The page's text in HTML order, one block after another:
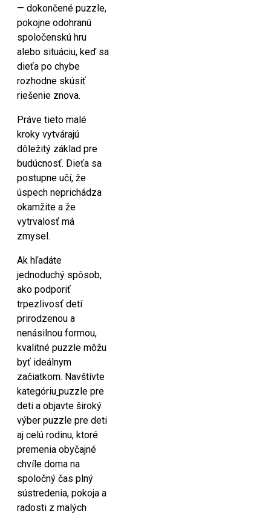
— dokončené puzzle,
pokojne odohranú
spoločenskú hru
alebo situáciu, keď sa
dieťa po chybe
rozhodne skúsiť
riešenie znova.
Práve tieto malé
kroky vytvárajú
dôležitý základ pre
budúcnosť. Dieťa sa
postupne učí, že
úspech neprichádza
okamžite a že
vytrvalosť má
zmysel.
Ak hľadáte
jednoduchý spôsob,
ako podporiť
trpezlivosť detí
prirodzenou a
nenásilnou formou,
kvalitné puzzle môžu
byť ideálnym
začiatkom. Navštívte
kategóriu puzzle pre
deti a objavte široký
výber puzzle pre deti
aj celú rodinu, ktoré
premenia obyčajné
chvíle doma na
spoločný čas plný
sústredenia, pokoja a
radosti z malých